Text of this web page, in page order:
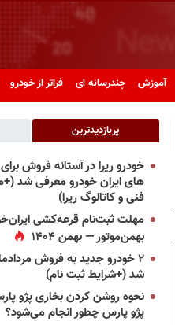
آموزش چندرسانه ای فراتر از خودرو
پربازدیدترین
خودرو ریرا در آستانه فروش
های ایران خودرو معرفی شد
فنی و کاتالوگ ریرا)
مهلت ثبت‌نام قرعه‌کشی
بهمن‌موتور — بهمن ۱۴۰۴
۲ خودرو جدید به فروش
شد (+شرایط ثبت نام)
نحوه روشن کردن بخاری پژو
پژو پارس چطور انجام می‌شود؟